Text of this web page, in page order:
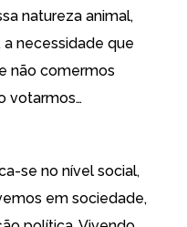
natureza animal,
necessidade que
não comermos
votarmos…
se no nível social,
em sociedade,